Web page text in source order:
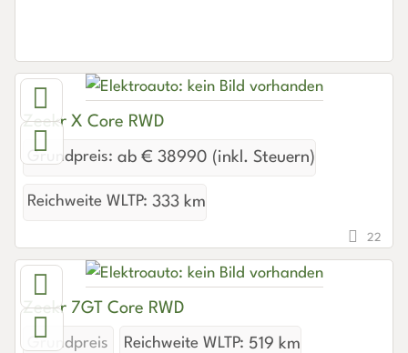
Zeekr X Core RWD
Grundpreis: ab € 38990 (inkl. Steuern)
Reichweite WLTP: 333 km
22
Zeekr 7GT Core RWD
Grundpreis Reichweite WLTP: 519 km